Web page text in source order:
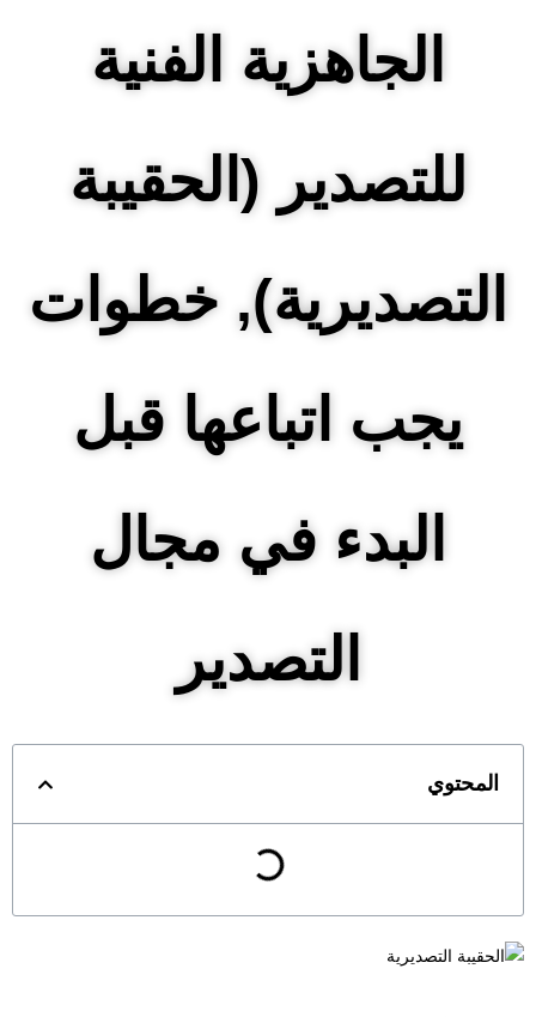
الجاهزية الفنية
للتصدير (الحقيبة
التصديرية), خطوات
يجب اتباعها قبل
البدء في مجال
التصدير
المحتوي